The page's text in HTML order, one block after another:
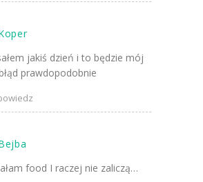
jakiś dzień i to będzie mój
prawdopodobnie
food I raczej nie zaliczą…